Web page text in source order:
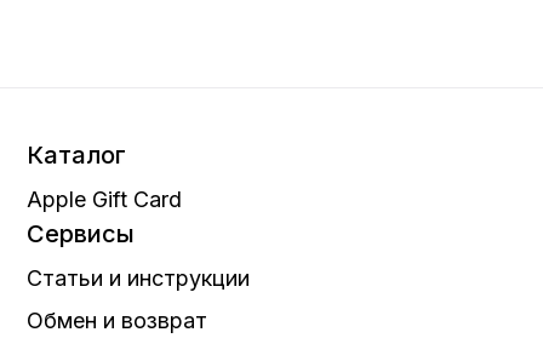
Каталог
Apple Gift Card
Сервисы
Статьи и инструкции
Обмен и возврат